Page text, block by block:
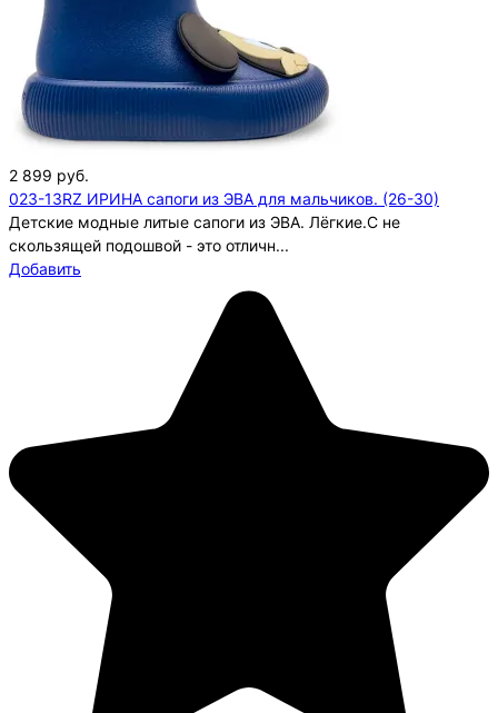
2 899 руб.
023-13RZ ИРИНА сапоги из ЭВА для мальчиков. (26-30)
Детские модные литые сапоги из ЭВА. Лёгкие.С не
скользящей подошвой - это отличн...
Добавить